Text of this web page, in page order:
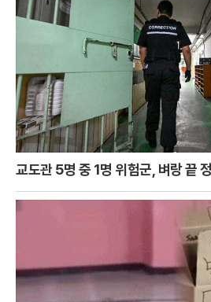
교도관 5명 중 1명 위험군, 벼랑 끝